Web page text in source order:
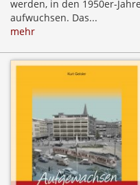
werden, in den 1950er-
aufwuchsen. Das...
mehr